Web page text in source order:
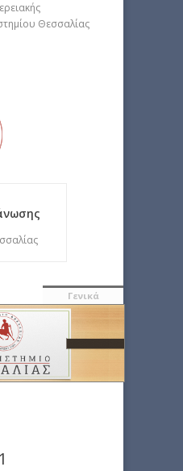
Θεσσαλίας
Γενικά